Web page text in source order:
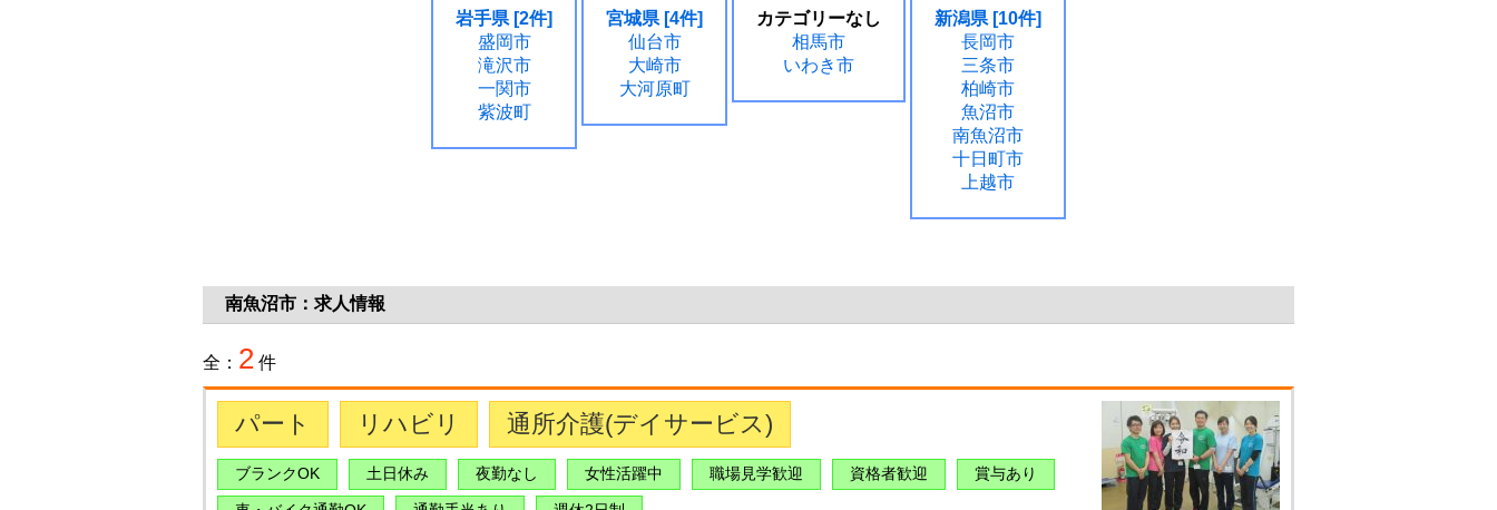
岩手県 [2件]
盛岡市
滝沢市
一関市
紫波町
宮城県 [4件]
仙台市
大崎市
大河原町
カテゴリーなし
相馬市
いわき市
新潟県 [10件]
長岡市
三条市
柏崎市
魚沼市
南魚沼市
十日町市
上越市
南魚沼市：求人情報
全： 2 件
パート リハビリ 通所介護(デイサービス)
ブランクOK 土日休み 夜勤なし 女性活躍中 職場見学歓迎 資格者歓迎 賞与あり